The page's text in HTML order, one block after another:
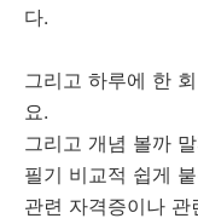
다.
그리고 하루에 한
요.
그리고 개념 볼까
필기 비교적 쉽게
관련 자격증이나